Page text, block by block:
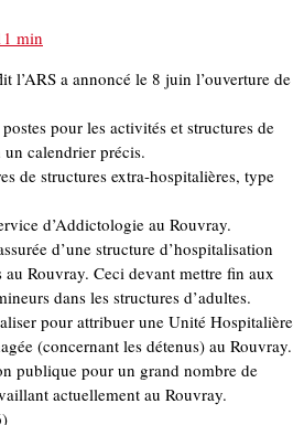
min
l’ARS a annoncé le 8 juin l’ouverture de
pour les activités et structures de
calendrier précis.
de structures extra-hospitalières, type
d’Addictologie au Rouvray.
d’une structure d’hospitalisation
au Rouvray. Ceci devant mettre fin aux
dans les structures d’adultes.
pour attribuer une Unité Hospitalière
(concernant les détenus) au Rouvray.
publique pour un grand nombre de
actuellement au Rouvray.